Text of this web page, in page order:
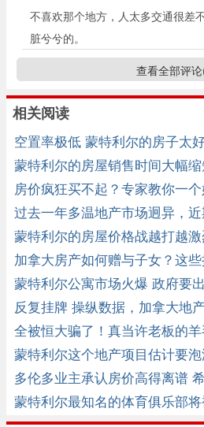
不喜欢那个地方，人太多交通很差
脏兮兮的。
查看全部评
相关阅读
空置率极低 蒙特利尔的房子太
蒙特利尔的房屋销售时间大幅
房价疯狂买不起？专家教你一个
过去一年多温地产市场迥异，
蒙特利尔的房屋价格战越打越
加拿大房产如何赠与子女？这些
蒙特利尔公寓市场火爆 政府要
反复挂牌 操纵数据，加拿大地
的！
全被恒大骗了！真当许老板的
蒙特利尔这个地产项目估计要泡
多伦多业主承认房价高得离谱
蒙特利尔最知名的体育俱乐部